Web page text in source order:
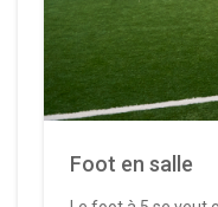
Foot en salle